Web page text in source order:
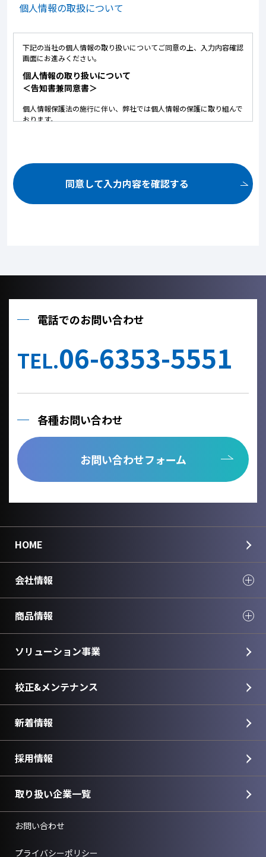
個人情報の取扱について
下記の当社の個人情報の取り扱いについてご同意の上、入力内容確認
画面にお進みください。
個人情報の取り扱いについて
＜告知書兼同意書＞
個人情報保護法の施行に伴い、弊社では個人情報の保護に取り組んで
おります。
お問い合せ頂いた内容に関して、必要な書類の郵送のため。
ん。
利用目的の達成に必要な範囲内において、個人情報の取扱いを他
他の事業者へ個人情報を委託する場合は、個人情報保護体制が整
を締結いたします。
当社への個人情報の利用目的の通知、開示、内容の訂正、追加ま
報の取り扱いに関する苦情は、以下の連絡先までご連絡くださ
Cookie情報としましては、今後のより良い情報提供を目指す為の
個人情報のご入力は任意ですが、正しく入力されていない場合に
国華電機株式会社
同意して入力内容を確認する
電話でのお問い合わせ
TEL.06-6353-5551
各種お問い合わせ
お問い合わせフォーム
HOME
会社情報
商品情報
ソリューション事業
校正&メンテナンス
新着情報
採用情報
取り扱い企業一覧
お問い合わせ
プライバシーポリシー